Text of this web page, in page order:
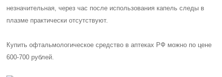
незначительная, через час после использования капель следы в
плазме практически отсутствуют.
Купить офтальмологическое средство в аптеках РФ можно по цене
600-700 рублей.